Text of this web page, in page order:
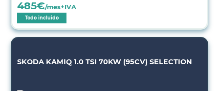
485€/mes+IVA
Todo incluido
SKODA KAMIQ 1.0 TSI 70KW (95CV) SELECTION